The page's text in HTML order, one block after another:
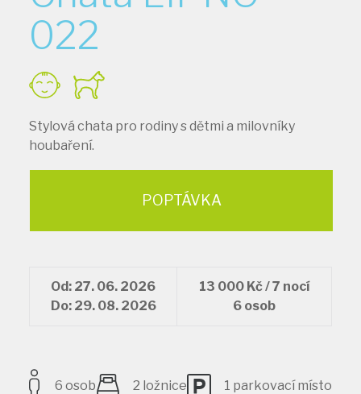
022
Stylová chata pro rodiny s dětmi a milovníky
houbaření.
POPTÁVKA
Od: 27. 06. 2026
Do: 29. 08. 2026
13 000 Kč / 7 nocí
6 osob
6 osob 2 ložnice 1 parkovací místo